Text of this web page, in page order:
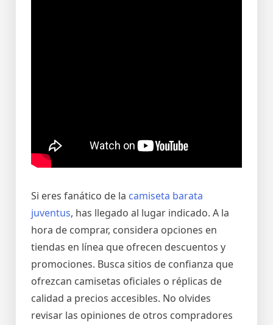
Si eres fanático de la camiseta barata
juventus, has llegado al lugar indicado. A la
hora de comprar, considera opciones en
tiendas en línea que ofrecen descuentos y
promociones. Busca sitios de confianza que
ofrezcan camisetas oficiales o réplicas de
calidad a precios accesibles. No olvides
revisar las opiniones de otros compradores